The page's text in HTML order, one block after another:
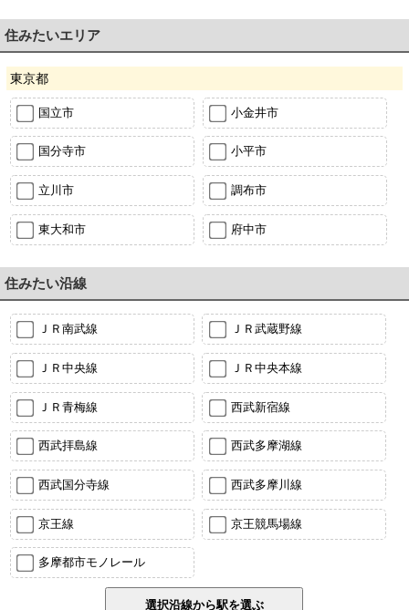
住みたいエリア
東京都
国立市 小金井市
国分寺市 小平市
立川市 調布市
東大和市 府中市
住みたい沿線
ＪＲ南武線 ＪＲ武蔵野線
ＪＲ中央線 ＪＲ中央本線
ＪＲ青梅線 西武新宿線
西武拝島線 西武多摩湖線
西武国分寺線 西武多摩川線
京王線 京王競馬場線
多摩都市モノレール